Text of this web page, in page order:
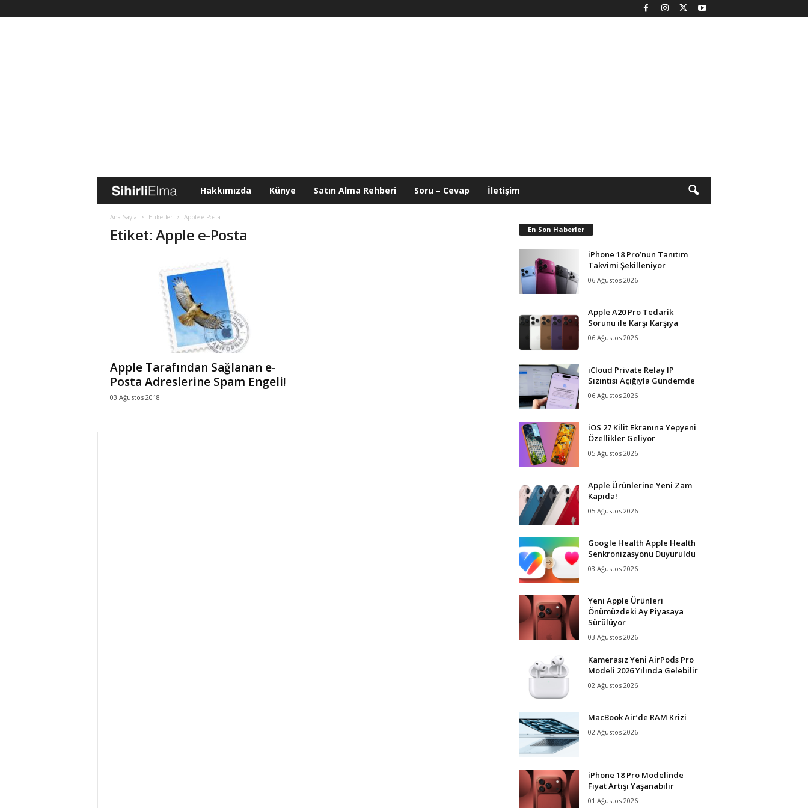
i
h
i
r
l
i
E
Hakkımızda Künye Satın Alma Rehberi Soru – Cevap İletişim
Ana Sayfa Etiketler Apple e-Posta
Etiket: Apple e-Posta
Apple Tarafından Sağlanan e-
Posta Adreslerine Spam Engeli!
03 Ağustos 2018
En Son Haberler
iPhone 18 Pro’nun Tanıtım
Takvimi Şekilleniyor
06 Ağustos 2026
Apple A20 Pro Tedarik
Sorunu ile Karşı Karşıya
06 Ağustos 2026
iCloud Private Relay IP
Sızıntısı Açığıyla Gündemde
06 Ağustos 2026
iOS 27 Kilit Ekranına Yepyeni
Özellikler Geliyor
05 Ağustos 2026
Apple Ürünlerine Yeni Zam
Kapıda!
05 Ağustos 2026
Google Health Apple Health
Senkronizasyonu Duyuruldu
03 Ağustos 2026
Yeni Apple Ürünleri
Önümüzdeki Ay Piyasaya
Sürülüyor
03 Ağustos 2026
Kamerasız Yeni AirPods Pro
Modeli 2026 Yılında Gelebilir
02 Ağustos 2026
MacBook Air’de RAM Krizi
02 Ağustos 2026
iPhone 18 Pro Modelinde
Fiyat Artışı Yaşanabilir
01 Ağustos 2026